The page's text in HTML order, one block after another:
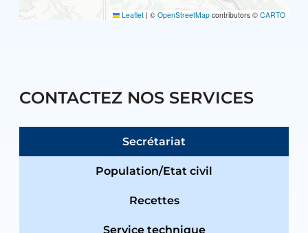
Leaflet | © OpenStreetMap contributors © CARTO
CONTACTEZ NOS SERVICES
Secrétariat
Population/Etat civil
Recettes
Service technique